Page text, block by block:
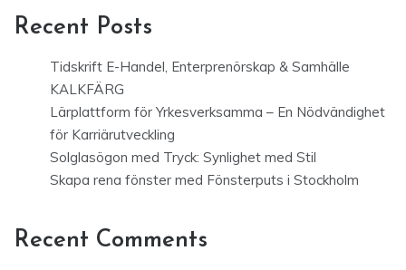
Recent Posts
Tidskrift E-Handel, Enterprenörskap & Samhälle
KALKFÄRG
Lärplattform för Yrkesverksamma – En Nödvändighet
för Karriärutveckling
Solglasögon med Tryck: Synlighet med Stil
Skapa rena fönster med Fönsterputs i Stockholm
Recent Comments